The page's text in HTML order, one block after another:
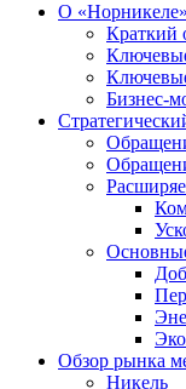
О «Норникеле»
Краткий
Бизнес-
Обзор рынка
Никель